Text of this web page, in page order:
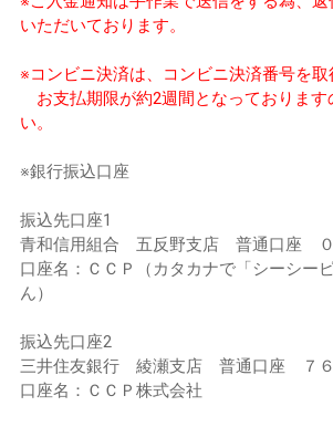
いただいております。
※コンビニ決済は、コンビニ決済番号を取
お支払期限が約2週間となっております
い。
※銀行振込口座
振込先口座1
青和信用組合 五反野支店 普通口座 ０
口座名：ＣＣＰ（カタカナで「シーシー
ん）
振込先口座2
三井住友銀行 綾瀬支店 普通口座 ７６
口座名：ＣＣＰ株式会社